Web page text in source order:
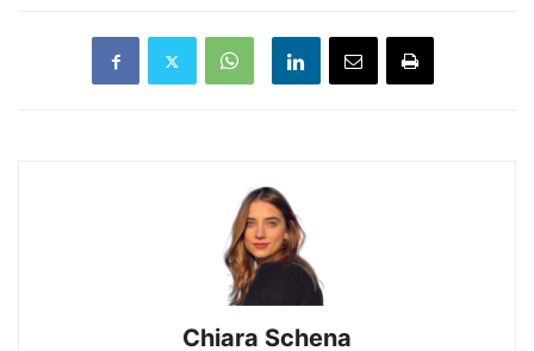
Chiara Schena